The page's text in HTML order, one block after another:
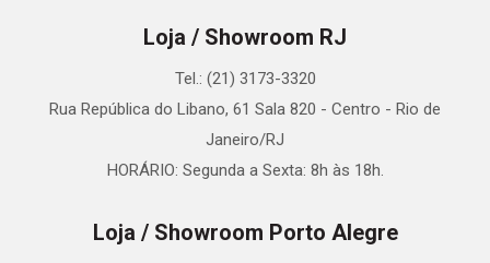
Loja / Showroom RJ
Tel.: (21) 3173-3320
Rua República do Libano, 61 Sala 820 - Centro - Rio de
Janeiro/RJ
HORÁRIO: Segunda a Sexta: 8h às 18h.
Loja / Showroom Porto Alegre